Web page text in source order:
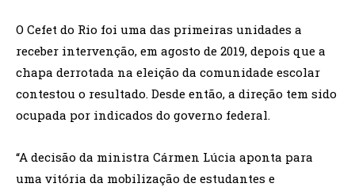
O Cefet do Rio foi uma das primeiras unidades a
receber intervenção, em agosto de 2019, depois que a
chapa derrotada na eleição da comunidade escolar
contestou o resultado. Desde então, a direção tem sido
ocupada por indicados do governo federal.
“A decisão da ministra Cármen Lúcia aponta para
uma vitória da mobilização de estudantes e